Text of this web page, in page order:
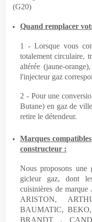
(G20)
Quand remplacer
1 - Lorsque vous
totalement circulaire,
altérée (jaune-
l'injecteur gaz
2 - Pour une
Butane) en gaz de
retire le détendeur.
Marques
constructeur :
Nous proposons une
gicleur gaz, dont
cuisinières de
ARISTON,
BAUMATIC,
BRANDT ,